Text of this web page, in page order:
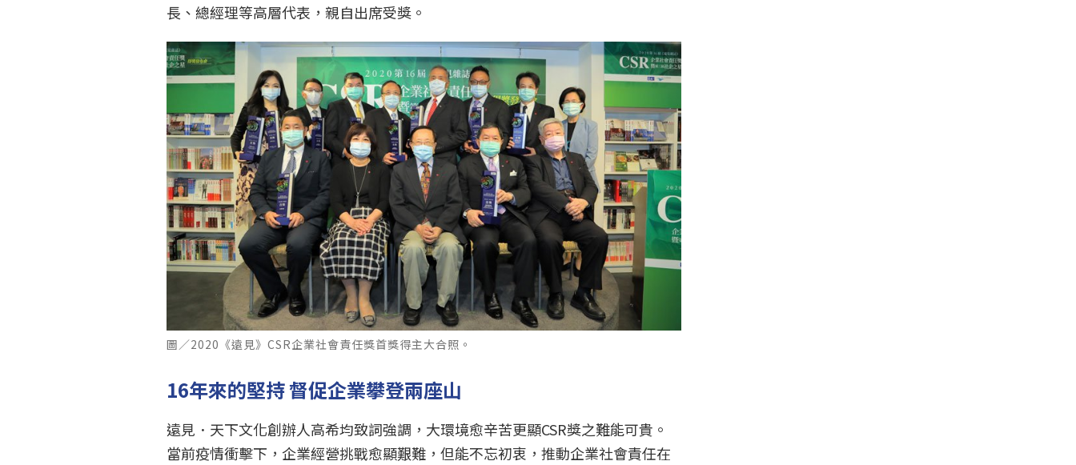
長、總經理等高層代表，親自出席受獎。
圖／2020《遠見》CSR企業社會責任獎首獎得主大合照。
16年來的堅持 督促企業攀登兩座山
遠見．天下文化創辦人高希均致詞強調，大環境愈辛苦更顯CSR獎之難能可貴。
當前疫情衝擊下，企業經營挑戰愈顯艱難，但能不忘初衷，推動企業社會責任在